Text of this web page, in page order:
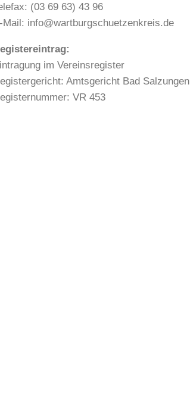
(03 69 63) 43 96
Mail: info@wartburgschuetzenkreis.de
im Vereinsregister
Amtsgericht Bad Salzungen
VR 453